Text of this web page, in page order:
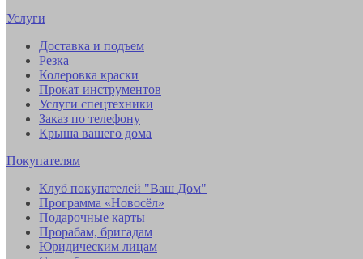
Услуги
Доставка и подъем
Резка
Колеровка краски
Прокат инструментов
Услуги спецтехники
Заказ по телефону
Крыша вашего дома
Покупателям
Клуб покупателей "Ваш Дом"
Программа «Новосёл»
Подарочные карты
Прорабам, бригадам
Юридическим лицам